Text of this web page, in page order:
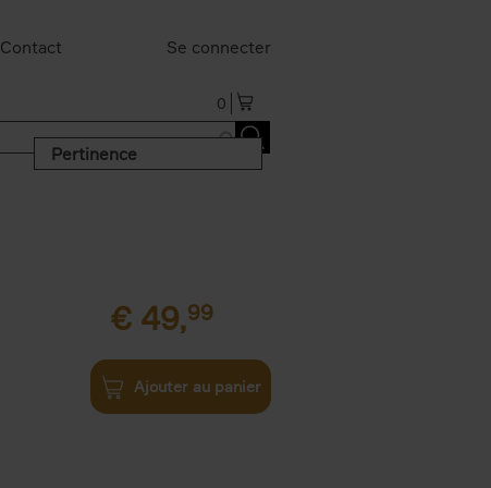
Contact Se connecter
0
Pertinence
€ 49,99
Ajouter au panier